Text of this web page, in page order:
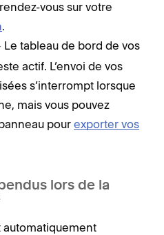
vous sur votre
.
Le tableau de bord de vos
actif. L’envoi de vos
s’interrompt lorsque
mais vous pouvez
pour exporter vos
lors de la